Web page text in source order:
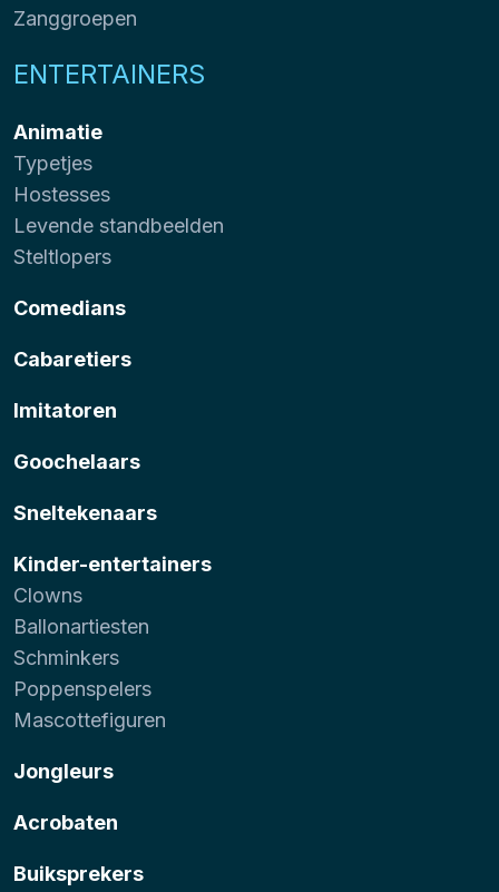
Zanggroepen
ENTERTAINERS
Animatie
Typetjes
Hostesses
Levende standbeelden
Steltlopers
Comedians
Cabaretiers
Imitatoren
Goochelaars
Sneltekenaars
Kinder-entertainers
Clowns
Ballonartiesten
Schminkers
Poppenspelers
Mascottefiguren
Jongleurs
Acrobaten
Buiksprekers